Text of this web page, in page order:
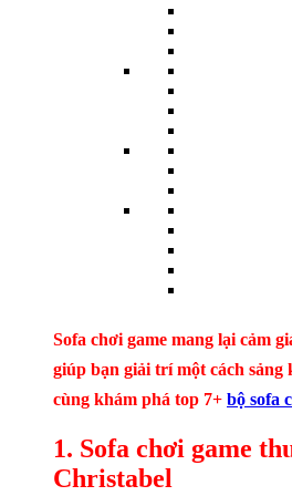
Sofa chơi game mang lại cảm
giúp bạn giải trí một cách sảng
cùng khám phá top 7+ bộ sofa
1. Sofa chơi game
Christabel